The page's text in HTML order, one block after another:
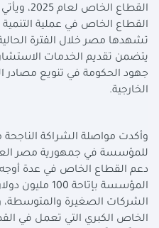
القطاع
القطاع الخاص في عملية
تشهدها مصر خلال الفترة
يتضمن تقديم الخدمات
جهود الحكومة في تنويع مصادر
الخارجية.
وأكدت مواصلة الشراكة
دعم القطاع الخاص في عدة
المؤسسة
الشركات الصغيرة
الخاص الكبري التي تعمل في